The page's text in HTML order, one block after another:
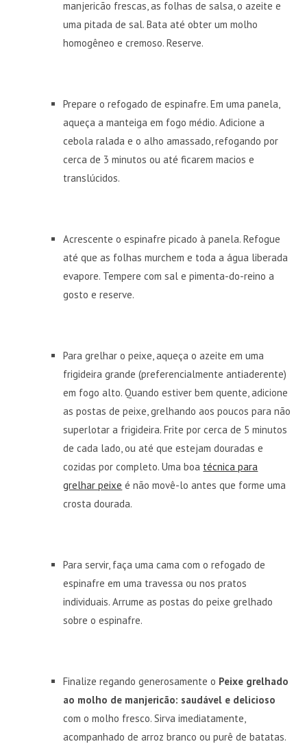
manjericão frescas, as folhas de salsa, o azeite e
uma pitada de sal. Bata até obter um molho
homogêneo e cremoso. Reserve.
Prepare o refogado de espinafre. Em uma panela,
aqueça a manteiga em fogo médio. Adicione a
cebola ralada e o alho amassado, refogando por
cerca de 3 minutos ou até ficarem macios e
translúcidos.
Acrescente o espinafre picado à panela. Refogue
até que as folhas murchem e toda a água liberada
evapore. Tempere com sal e pimenta-do-reino a
gosto e reserve.
Para grelhar o peixe, aqueça o azeite em uma
frigideira grande (preferencialmente antiaderente)
em fogo alto. Quando estiver bem quente, adicione
as postas de peixe, grelhando aos poucos para não
superlotar a frigideira. Frite por cerca de 5 minutos
de cada lado, ou até que estejam douradas e
cozidas por completo. Uma boa técnica para
grelhar peixe é não movê-lo antes que forme uma
crosta dourada.
Para servir, faça uma cama com o refogado de
espinafre em uma travessa ou nos pratos
individuais. Arrume as postas do peixe grelhado
sobre o espinafre.
Finalize regando generosamente o Peixe grelhado
ao molho de manjericão: saudável e delicioso
com o molho fresco. Sirva imediatamente,
acompanhado de arroz branco ou purê de batatas.